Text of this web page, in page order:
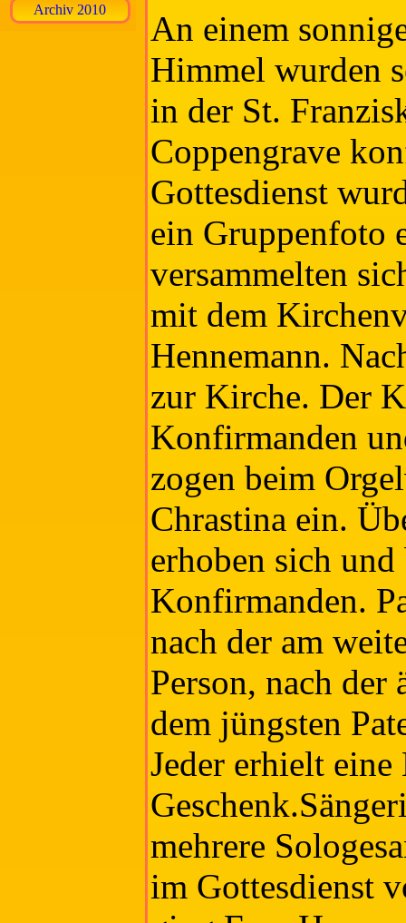
Archiv 2010
An einem
Himmel wurden
in der St.
Coppengrave
Gottesdienst
ein Gruppenfoto
versammelten
mit dem
Hennemann.
zur Kirche. Der
Konfirmanden
zogen beim
Chrastina ein.
erhoben sich
Konfirmanden.
nach der am
Person, nach der
dem jüngsten
Jeder erhielt eine
mehrere
im Gottesdienst